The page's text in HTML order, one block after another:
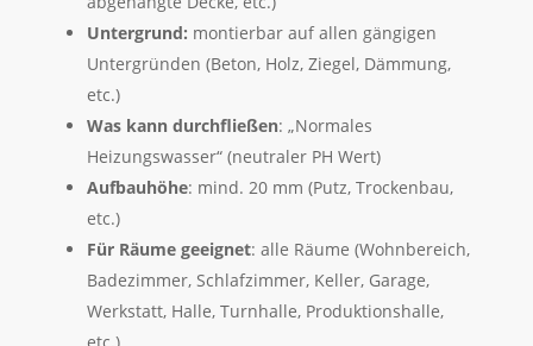
Untergrund: montierbar auf allen gängigen
Untergründen (Beton, Holz, Ziegel, Dämmung,
etc.)
Was kann durchfließen: „Normales
Heizungswasser“ (neutraler PH Wert)
Aufbauhöhe: mind. 20 mm (Putz, Trockenbau,
etc.)
Für Räume geeignet: alle Räume (Wohnbereich,
Badezimmer, Schlafzimmer, Keller, Garage,
Werkstatt, Halle, Turnhalle, Produktionshalle,